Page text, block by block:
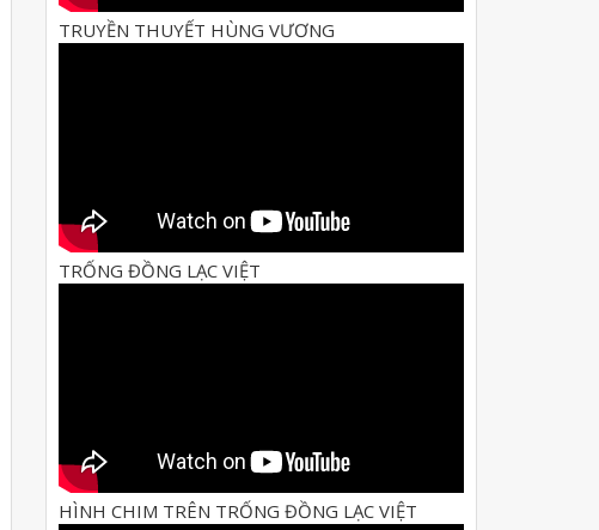
TRUYỀN THUYẾT HÙNG VƯƠNG
TRỐNG ĐỒNG LẠC VIỆT
HÌNH CHIM TRÊN TRỐNG ĐỒNG LẠC VIỆT